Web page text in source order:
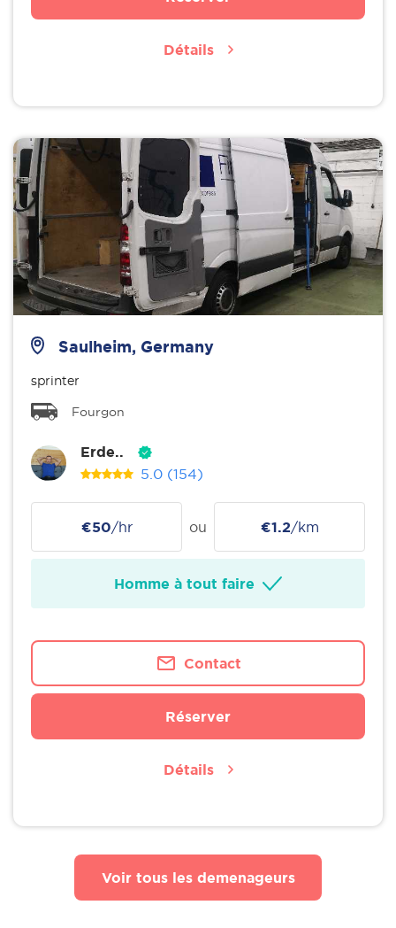
Détails
Saulheim, Germany
sprinter
Fourgon
Erde..
5.0 (154)
€50/hr ou €1.2/km
Homme à tout faire
Contact
Réserver
Détails
Voir tous les demenageurs